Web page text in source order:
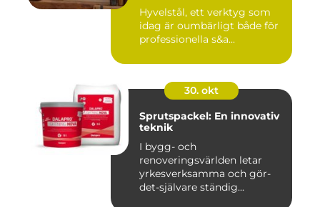
Hyvelstål, ett verktyg som
idag är oumbärligt både för
professionella s&a...
30. okt
Sprutspackel: En innovativ
teknik
I bygg- och
renoveringsvärlden letar
yrkesverksamma och gör-
det-självare ständig...